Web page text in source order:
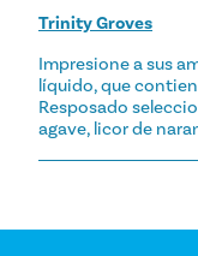
Trinity Groves
Impresione a sus
líquido, que
Resposado
agave, licor de